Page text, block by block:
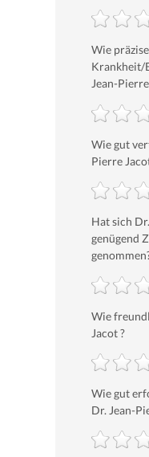
Wie
Krankheit/
Jean-
Wie gut
Pierre
Hat sich
genügend
Wie
Jacot ?
Wie gut
Dr. Jean-